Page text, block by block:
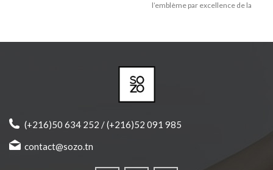
l’emblème par excellence de la
♥ Signe astrologique Verseau (21
(+216)50 634 252 / (+216)52 091 985
contact@sozo.tn